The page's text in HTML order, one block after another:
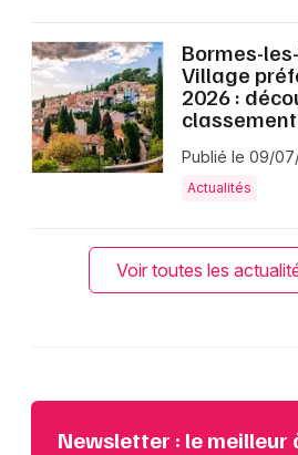
Bormes-
Village
2026 :
Publié le 09/
Actualités
Voir toutes les
Newsletter : le meilleur